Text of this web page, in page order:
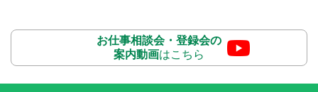
お仕事相談会・登録会の
案内動画はこちら